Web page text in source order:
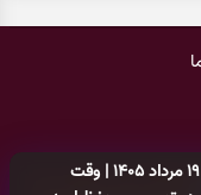
فال حافظ امروز دوشنبه ۱۹ مرداد ۱۴۰۵ | وقت
پایگاه خبری سرگرمی روز